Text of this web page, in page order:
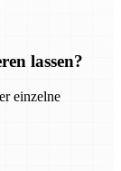
lassen?
einzelne